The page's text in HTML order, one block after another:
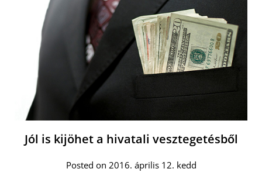
Jól is kijöhet a hivatali vesztegetésből
Posted on 2016. április 12. kedd